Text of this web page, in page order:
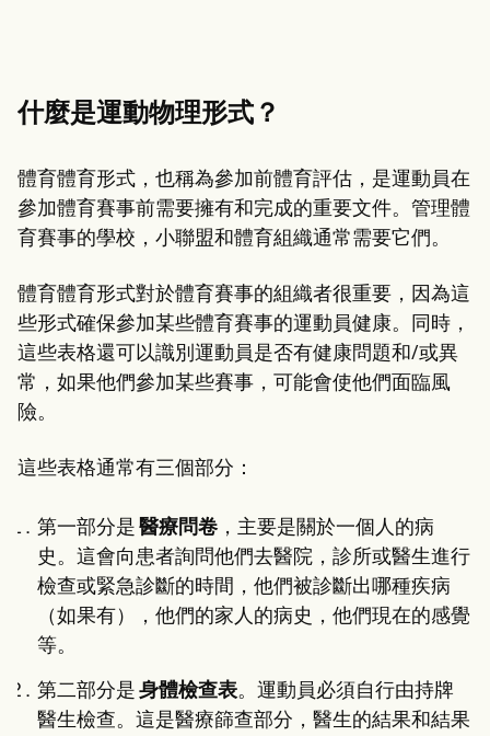
Help Center
Webinars
Switch to Carepatron
Become a Partner
Pricing
Login
Get started
什麼是運動物理形式？
體育體育形式，也稱為參加前體育評估，是運動員在
參加體育賽事前需要擁有和完成的重要文件。管理體
育賽事的學校，小聯盟和體育組織通常需要它們。
體育體育形式對於體育賽事的組織者很重要，因為這
些形式確保參加某些體育賽事的運動員健康。同時，
這些表格還可以識別運動員是否有健康問題和/或異
常，如果他們參加某些賽事，可能會使他們面臨風
險。
這些表格通常有三個部分：
第一部分是 醫療問卷 ，主要是關於一個人的病
史。這會向患者詢問他們去醫院，診所或醫生進行
檢查或緊急診斷的時間，他們被診斷出哪種疾病
（如果有），他們的家人的病史，他們現在的感覺
等。
第二部分是 身體檢查表。運動員必須自行由持牌
醫生檢查。這是醫療篩查部分，醫生的結果和結果